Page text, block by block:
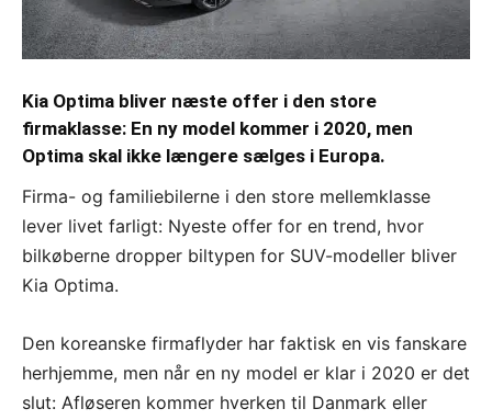
Kia Optima bliver næste offer i den store
firmaklasse: En ny model kommer i 2020, men
Optima skal ikke længere sælges i Europa.
Firma- og familiebilerne i den store mellemklasse
lever livet farligt: Nyeste offer for en trend, hvor
bilkøberne dropper biltypen for SUV-modeller bliver
Kia Optima.
Den koreanske firmaflyder har faktisk en vis fanskare
herhjemme, men når en ny model er klar i 2020 er det
slut: Afløseren kommer hverken til Danmark eller